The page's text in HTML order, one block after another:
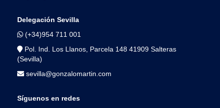
Delegación Sevilla
(+34)954 711 001
Pol. Ind. Los Llanos, Parcela 148 41909 Salteras
(Sevilla)
sevilla@gonzalomartin.com
Síguenos en redes